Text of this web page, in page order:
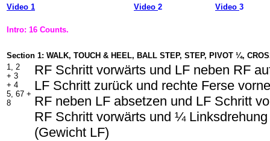
Video 1
Video 2 Video 3
Intro: 16 Counts.
Section 1: WALK, TOUCH & HEEL, BALL STEP, STEP, PIVOT ¼,
1, 2
+ 3
+ 4
5, 67 +
8
RF Schritt vorwärts und LF neben RF
LF Schritt zurück und rechte Ferse
RF neben LF absetzen und LF Schritt
RF Schritt vorwärts und ¼
(Gewicht LF)